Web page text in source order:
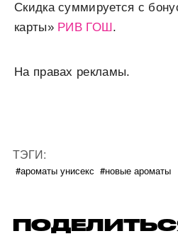
Скидка суммируется с
карты» РИВ ГОШ.
На правах рекламы.
ТЭГИ:
#ароматы унисекс #новые ароматы